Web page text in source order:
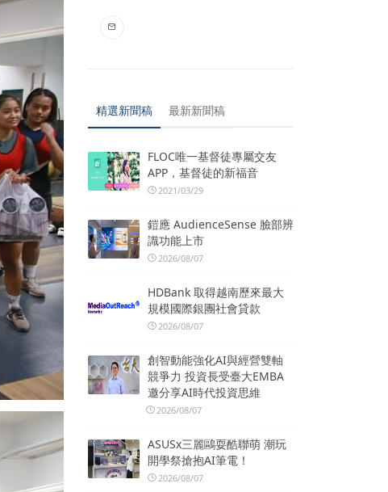
精選新聞稿 最新新聞稿
FLOC唯一基督徒專屬交友
APP，基督徒的新福音
2021/03/29
鎧應 AudienceSense 臉部辨
識功能上市
2026/08/07
HDBank 取得越南歷來最大
規模國際銀團社會貸款
2026/08/07
創智動能強化AI與經營雙軸
競爭力 投資長受臺大EMBA
邀分享AI時代投資思維
2026/08/07
ASUSx三麗鷗耍酷聯萌 潮玩
開學祭搶抱AI筆電！
2026/08/07